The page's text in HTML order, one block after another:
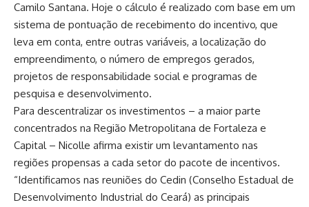
Camilo Santana. Hoje o cálculo é realizado com base em um
sistema de pontuação de recebimento do incentivo, que
leva em conta, entre outras variáveis, a localização do
empreendimento, o número de empregos gerados,
projetos de responsabilidade social e programas de
pesquisa e desenvolvimento.
Para descentralizar os investimentos – a maior parte
concentrados na Região Metropolitana de Fortaleza e
Capital – Nicolle afirma existir um levantamento nas
regiões propensas a cada setor do pacote de incentivos.
“Identificamos nas reuniões do Cedin (Conselho Estadual de
Desenvolvimento Industrial do Ceará) as principais